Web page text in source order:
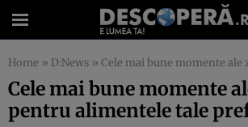
Home » D:News » Cele mai bune momente ale zilei
Cele mai bune momente
pentru alimentele tale